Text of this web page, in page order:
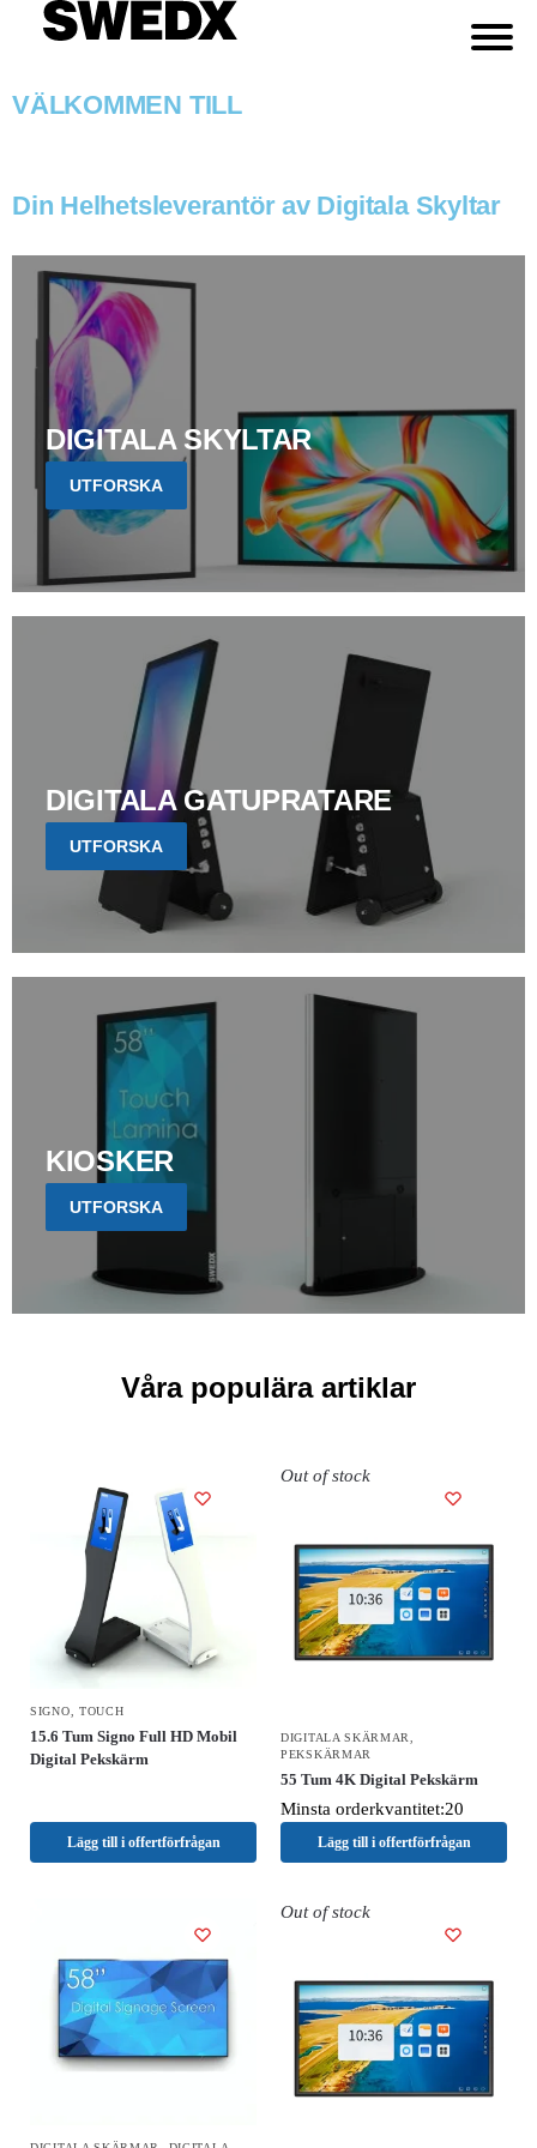
VÄLKOMMEN TILL
Din Helhetsleverantör av Digitala Skyltar
DIGITALA SKYLTAR
UTFORSKA
DIGITALA GATUPRATARE
UTFORSKA
KIOSKER
UTFORSKA
Våra populära artiklar
SIGNO TOUCH
15.6 Tum Signo Full HD Mobil
Digital Pekskärm
Lägg till i offertförfrågan
Out of stock
DIGITALA SKÄRMAR
PEKSKÄRMAR
55 Tum 4K Digital Pekskärm
Minsta orderkvantitet:20
Lägg till i offertförfrågan
Out of stock